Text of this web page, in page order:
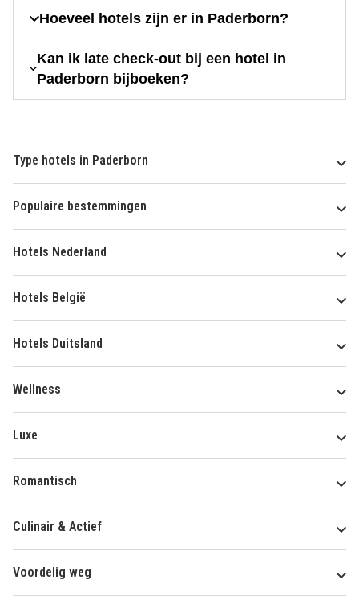
Hoeveel hotels zijn er in Paderborn?
Kan ik late check-out bij een hotel in
Paderborn bijboeken?
Type hotels in Paderborn
Populaire bestemmingen
Hotels Nederland
Hotels België
Hotels Duitsland
Wellness
Luxe
Romantisch
Culinair & Actief
Voordelig weg